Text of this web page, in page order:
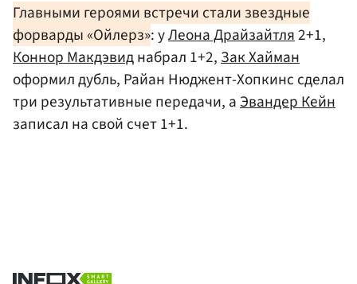
Главными героями встречи стали звездные
форварды «Ойлерз»: уЛеона Драйзайтля2+1,
Коннор Макдэвиднабрал 1+2, Зак Хайман
оформил дубль, Райан Нюджент-Хопкинс сделал
три результативные передачи, аЭвандер Кейн
записал на свой счет 1+1.